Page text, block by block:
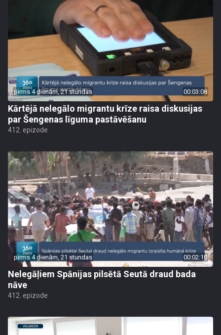
pirms 4 dienām, 21 stundas 00:03:08
Kārtējā nelegālo migrantu krīze raisa diskusijas
par Šengenas līguma pastāvēšanu
412. epizode
pirms 4 dienām, 21 stundas 00:02:10
Nelegāļiem Spānijas pilsētā Seutā draud bada
nāve
412. epizode